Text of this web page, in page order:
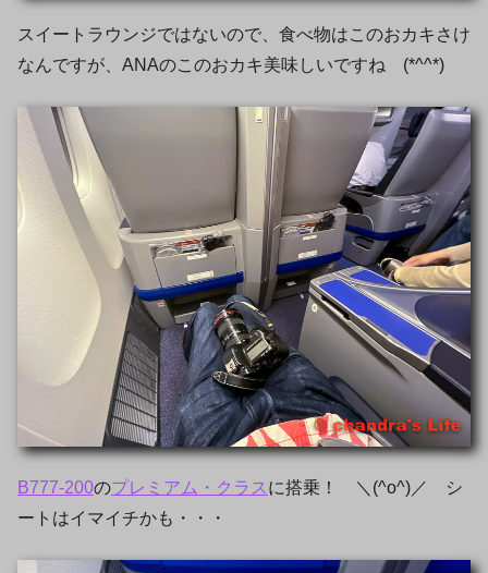
スイートラウンジではないので、食べ物はこのおカキさけ
なんですが、ANAのこのおカキ美味しいですね (*^^*)
B777-200のプレミアム・クラス に搭乗！ ＼(^o^)／ シ
ートはイマイチかも・・・